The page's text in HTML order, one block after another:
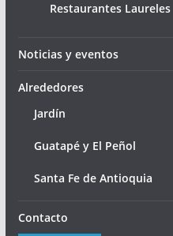
Restaurantes Laureles
Noticias y eventos
Alrededores
Jardín
Guatapé y El Peñol
Santa Fe de Antioquia
Contacto